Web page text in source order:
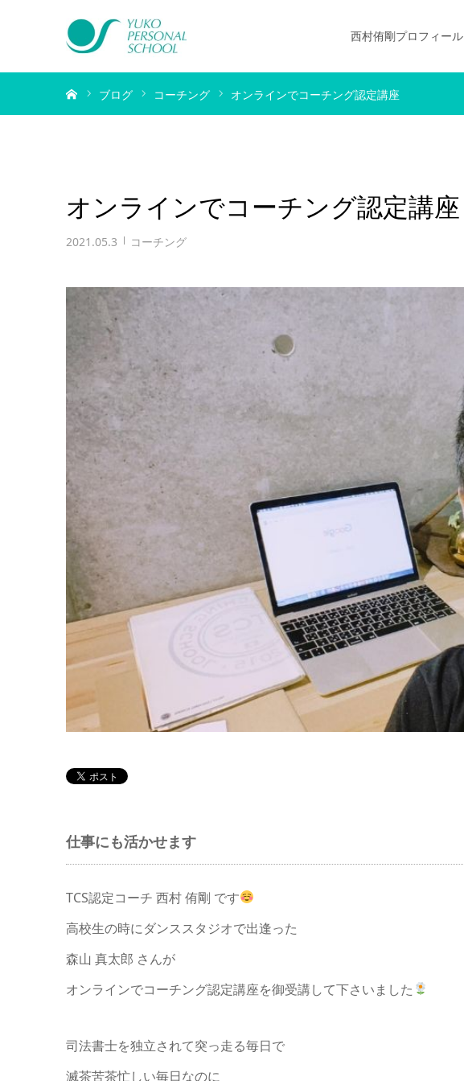
西村侑剛プロフィール
ブログ コーチング オンラインでコーチング認定講座
オンラインでコーチング認定講座
2021.05.3 コーチング
仕事にも活かせます
TCS認定コーチ 西村 侑剛 です
高校生の時にダンススタジオで出逢った
森山 真太郎 さんが
オンラインでコーチング認定講座を御受講して下さいました
司法書士を独立されて突っ走る毎日で
滅茶苦茶忙しい毎日なのに